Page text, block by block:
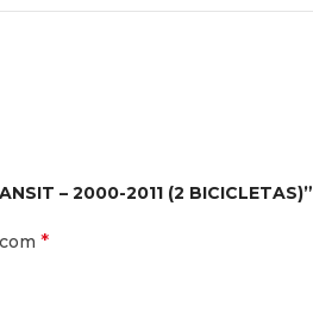
– 2000-2011 (2 BICICLETAS)”
*